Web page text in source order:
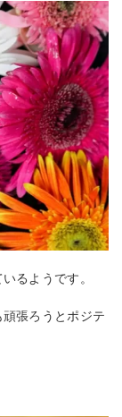
るようです。
張ろうとポジテ